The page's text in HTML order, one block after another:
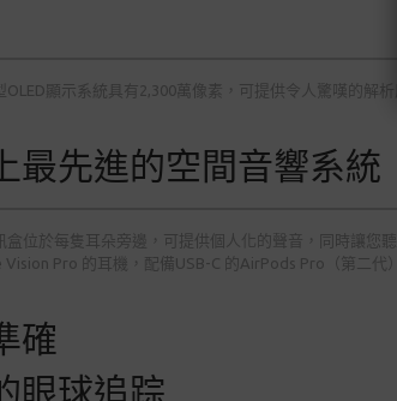
OLED顯示系統具有2,300萬像素，可提供令人驚嘆的解
最先進的空間音響系統
盒位於每隻耳朵旁邊，可提供個人化的聲音，同時讓您
Vision Pro 的耳機，配備USB-C 的AirPods Pro（第二
確
眼球追踪